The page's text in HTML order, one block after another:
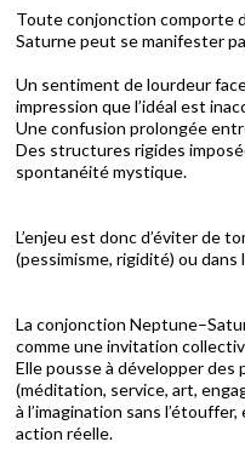
Toute conjonction comporte
Saturne peut se manifester
Un sentiment de lourdeur
impression que l’idéal est
Une confusion prolongée
Des structures rigides
spontanéité mystique.
L’enjeu est donc d’éviter de
(pessimisme, rigidité) ou dans
La conjonction
comme une invitation
Elle pousse à développer
(méditation, service, art,
à l’imagination sans
action réelle.